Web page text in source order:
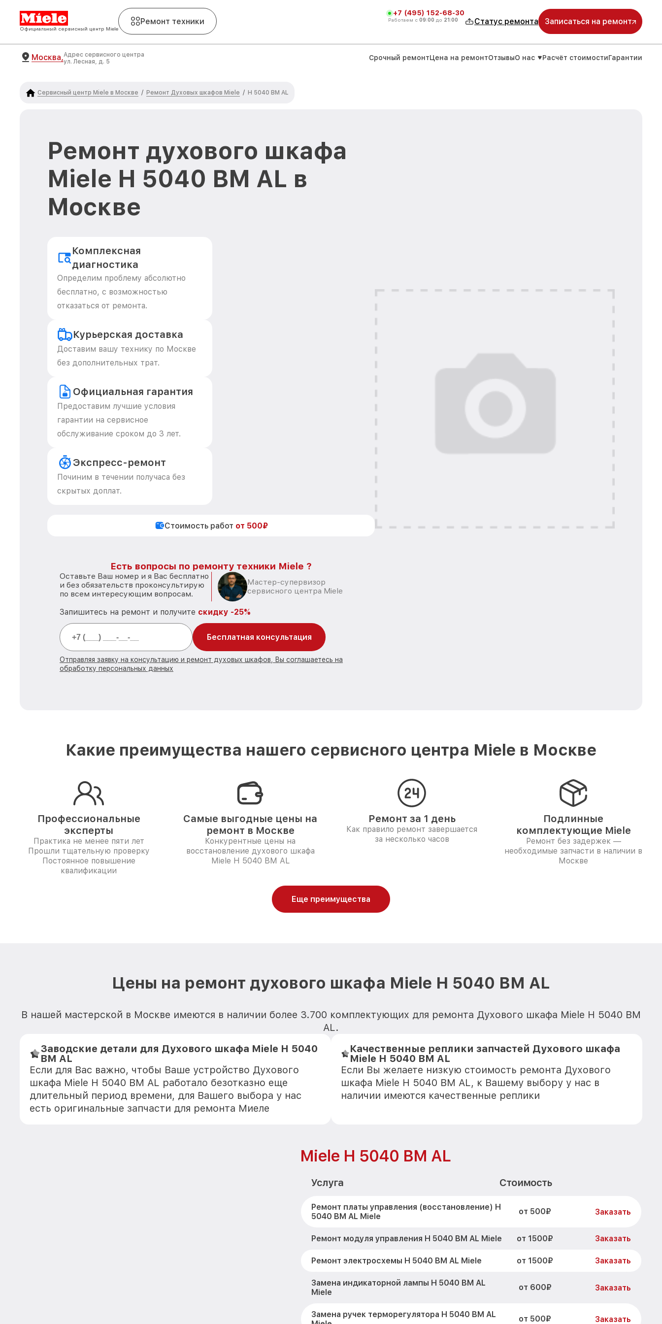
Официальный сервисный центр Miele
Ремонт техники
+7 (495) 152-68-30
Работаем с 09:00 до 21:00 Статус ремонта Записаться на ремонт
Москва,Адрес сервисного центра
ул. Лесная, д. 5
Срочный ремонтЦена на ремонтОтзывыО нас Расчёт стоимостиГарантии
Сервисный центр Miele в Москве / Ремонт Духовых шкафов Miele / H 5040 BM AL
Ремонт духового шкафа
Miele H 5040 BM AL в
Москве
Комплексная
диагностика
Определим проблему абсолютно
бесплатно, с возможностью
отказаться от ремонта.
Курьерская доставка
Доставим вашу технику по Москве
без дополнительных трат.
Официальная гарантия
Предоставим лучшие условия
гарантии на сервисное
обслуживание сроком до 3 лет.
Экспресс-ремонт
Починим в течении получаса без
скрытых доплат.
Стоимость работ от 500₽
Есть вопросы по ремонту техники Miele ?
Оставьте Ваш номер и я Вас бесплатно
и без обязательств проконсультирую
по всем интересующим вопросам.
Мастер-супервизор
сервисного центра Miele
Запишитесь на ремонт и получите скидку -25%
Бесплатная консультация
Отправляя заявку на консультацию и ремонт духовых шкафов, Вы соглашаетесь на
обработку персональных данных
Какие преимущества нашего сервисного центра Miele в Москве
Профессиональные
эксперты
Практика не менее пяти лет
Прошли тщательную проверку
Постоянное повышение
квалификации
Самые выгодные цены на
ремонт в Москве
Конкурентные цены на
восстановление духового шкафа
Miele H 5040 BM AL
Ремонт за 1 день
Как правило ремонт завершается
за несколько часов
Подлинные
комплектующие Miele
Ремонт без задержек —
необходимые запчасти в наличии в
Москве
Еще преимущества
Цены на ремонт духового шкафа Miele H 5040 BM AL
В нашей мастерской в Москве имеются в наличии более 3.700 комплектующих для ремонта Духового шкафа Miele H 5040 BM
AL.
Заводские детали для Духового шкафа Miele H 5040
BM AL
Если для Вас важно, чтобы Ваше устройство Духового
шкафа Miele H 5040 BM AL работало безотказно еще
длительный период времени, для Вашего выбора у нас
есть оригинальные запчасти для ремонта Миеле
Качественные реплики запчастей Духового шкафа
Miele H 5040 BM AL
Если Вы желаете низкую стоимость ремонта Духового
шкафа Miele H 5040 BM AL, к Вашему выбору у нас в
наличии имеются качественные реплики
Miele H 5040 BM AL
Услуга Стоимость
Ремонт платы управления (восстановление) H
5040 BM AL Miele
от 500₽ Заказать
Ремонт модуля управления H 5040 BM AL Miele от 1500₽ Заказать
Ремонт электросхемы H 5040 BM AL Miele от 1500₽ Заказать
Замена индикаторной лампы H 5040 BM AL
Miele
от 600₽ Заказать
Замена ручек терморегулятора H 5040 BM AL
от 500₽ Заказать